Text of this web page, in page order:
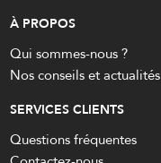
À PROPOS
Qui sommes-nous ?
Nos conseils et actualités
SERVICES CLIENTS
Questions fréquentes